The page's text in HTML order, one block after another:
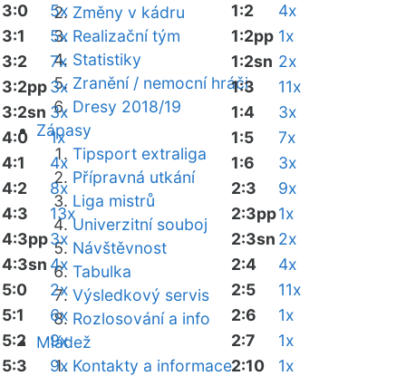
Změny v kádru
Realizační tým
Statistiky
Zranění / nemocní hráči
Dresy 2018/19
Zápasy
Tipsport extraliga
Přípravná utkání
Liga mistrů
Univerzitní souboj
Návštěvnost
Tabulka
Výsledkový servis
Rozlosování a info
Mládež
Kontakty a informace
3:0
5x
3:1
5x
3:2
7x
3:2pp3x
3:2sn 3x
4:0
1x
4:1
4x
4:2
8x
4:3
13x
4:3pp3x
4:3sn 4x
5:0
2x
5:1
6x
5:2
9x
5:3
9x
1:2
4x
1:2pp 1x
1:2sn 2x
1:3
11x
1:4
3x
1:5
7x
1:6
3x
2:3
9x
2:3pp1x
2:3sn 2x
2:4
4x
2:5
11x
2:6
1x
2:7
1x
2:10
1x